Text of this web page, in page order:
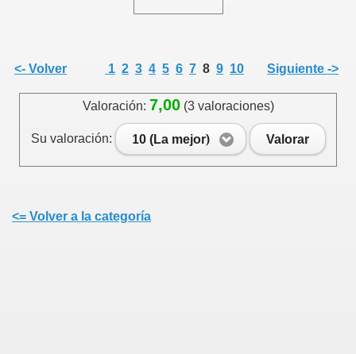
<- Volver 1 2 3 4 5 6 7 8 9 10 Siguiente ->
Valoración: 7,00(3 valoraciones)
Su valoración: 10 (La mejor) Valorar
<= Volver a la categoría